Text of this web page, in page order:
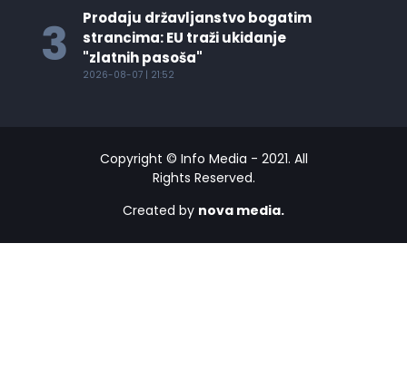
3
Prodaju državljanstvo bogatim
strancima: EU traži ukidanje
"zlatnih pasoša"
2026-08-07 | 21:52
Copyright © Info Media - 2021. All
Rights Reserved.
Created by nova media.